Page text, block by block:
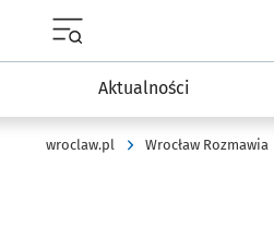
Aktualności
wroclaw.pl Wrocław Rozmawia